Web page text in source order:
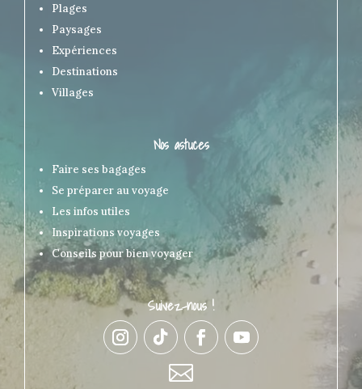
Plages
Paysages
Expériences
Destinations
Villages
Nos astuces
Faire ses bagages
Se préparer au voyage
Les infos utiles
Inspirations voyages
Conseils pour bien voyager
Suivez-nous !
